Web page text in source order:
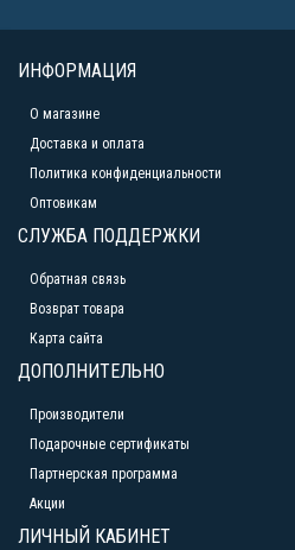
ИНФОРМАЦИЯ
О магазине
Доставка и оплата
Политика конфиденциальности
Оптовикам
СЛУЖБА ПОДДЕРЖКИ
Обратная связь
Возврат товара
Карта сайта
ДОПОЛНИТЕЛЬНО
Производители
Подарочные сертификаты
Партнерская программа
Акции
ЛИЧНЫЙ КАБИНЕТ